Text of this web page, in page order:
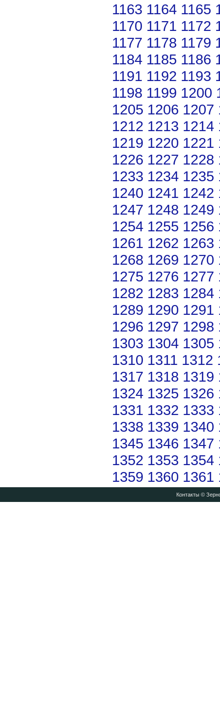
1163 1164 1165
1170 1171 1172
1177 1178 1179
1184 1185 1186
1191 1192 1193
1198 1199 1200
1205 1206 1207
1212 1213 1214
1219 1220 1221
1226 1227 1228
1233 1234 1235
1240 1241 1242
1247 1248 1249
1254 1255 1256
1261 1262 1263
1268 1269 1270
1275 1276 1277
1282 1283 1284
1289 1290 1291
1296 1297 1298
1303 1304 1305
1310 1311 1312
1317 1318 1319
1324 1325 1326
1331 1332 1333
1338 1339 1340
1345 1346 1347
1352 1353 1354
1359 1360 1361
Контакты©